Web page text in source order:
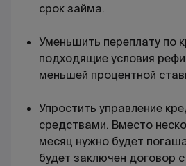
срок займа.
Уменьшить переплату по
подходящиеусловия
меньшей процентной
Упростить управление
средствами. Вместо
месяц нужно будет
будет заключен договор